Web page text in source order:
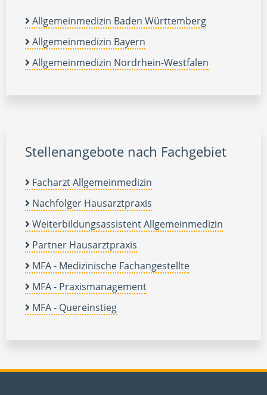
Allgemeinmedizin Baden Württemberg
Allgemeinmedizin Bayern
Allgemeinmedizin Nordrhein-Westfalen
Stellenangebote nach Fachgebiet
Facharzt Allgemeinmedizin
Nachfolger Hausarztpraxis
Weiterbildungsassistent Allgemeinmedizin
Partner Hausarztpraxis
MFA - Medizinische Fachangestellte
MFA - Praxismanagement
MFA - Quereinstieg